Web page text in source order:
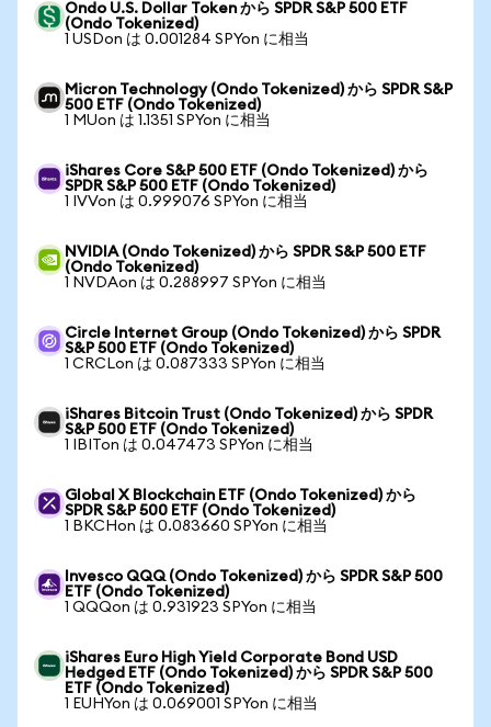
Ondo U.S. Dollar Token から SPDR S&P 500 ETF
(Ondo Tokenized)
1 USDon は 0.001284 SPYon に相当
Micron Technology (Ondo Tokenized) から SPDR S&P
500 ETF (Ondo Tokenized)
1 MUon は 1.1351 SPYon に相当
iShares Core S&P 500 ETF (Ondo Tokenized) から
SPDR S&P 500 ETF (Ondo Tokenized)
1 IVVon は 0.999076 SPYon に相当
NVIDIA (Ondo Tokenized) から SPDR S&P 500 ETF
(Ondo Tokenized)
1 NVDAon は 0.288997 SPYon に相当
Circle Internet Group (Ondo Tokenized) から SPDR
S&P 500 ETF (Ondo Tokenized)
1 CRCLon は 0.087333 SPYon に相当
iShares Bitcoin Trust (Ondo Tokenized) から SPDR
S&P 500 ETF (Ondo Tokenized)
1 IBITon は 0.047473 SPYon に相当
Global X Blockchain ETF (Ondo Tokenized) から
SPDR S&P 500 ETF (Ondo Tokenized)
1 BKCHon は 0.083660 SPYon に相当
Invesco QQQ (Ondo Tokenized) から SPDR S&P 500
ETF (Ondo Tokenized)
1 QQQon は 0.931923 SPYon に相当
iShares Euro High Yield Corporate Bond USD
Hedged ETF (Ondo Tokenized) から SPDR S&P 500
ETF (Ondo Tokenized)
1 EUHYon は 0.069001 SPYon に相当